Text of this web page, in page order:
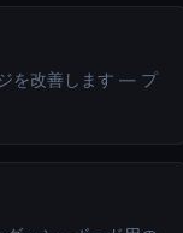
を改善します — プ